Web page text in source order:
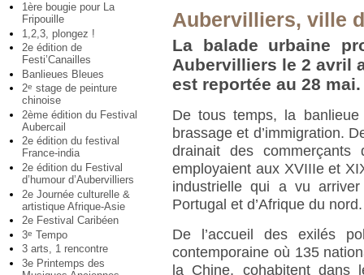
1ère bougie pour La
Fripouille
1,2,3, plongez !
2e édition de
Festi’Canailles
Banlieues Bleues
2e stage de peinture
chinoise
2ème édition du Festival
Aubercail
2e édition du festival
France-india
2e édition du Festival
d’humour d’Aubervilliers
2e Journée culturelle &
artistique Afrique-Asie
2e Festival Caribéen
3e Tempo
3 arts, 1 rencontre
3e Printemps des
Aubervilliers, ville
La balade urbaine
Aubervilliers le 2 avril
est reportée au 28 mai.
De tous temps, la
brassage et d’immigration.
drainait des commerçants
employaient aux XVIIIe et
industrielle qui a vu arriver
Portugal et d’Afrique du nord.
De l’accueil des exilés
contemporaine où 135
la Chine, cohabitent dans